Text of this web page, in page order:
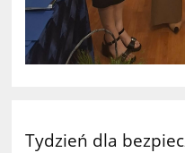
Tydzień dla